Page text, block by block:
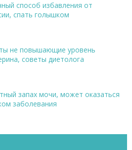
способ избавления от
спать голышком
не повышающие уровень
советы диетолога
запах мочи, может оказаться
заболевания